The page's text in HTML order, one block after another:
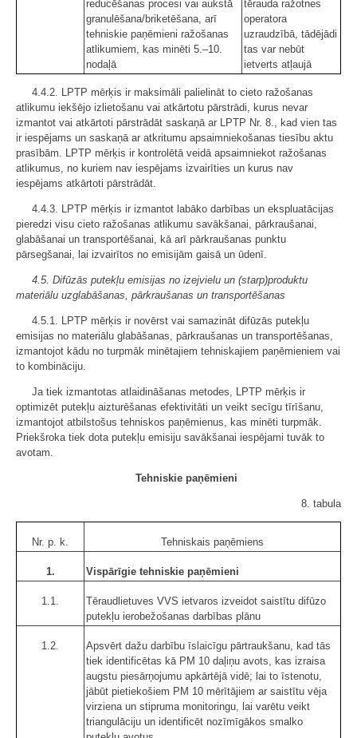
reducēšanas procesi vai aukstā
granulēšana/briketēšana, arī
tehniskie paņēmieni ražošanas
atlikumiem, kas minēti 5.–10.
nodaļā
tērauda ražotnes
operatora
uzraudzībā, tādējādi
tas var nebūt
ietverts atļaujā
4.4.2. LPTP mērķis ir maksimāli palielināt to cieto ražošanas
atlikumu iekšējo izlietošanu vai atkārtotu pārstrādi, kurus nevar
izmantot vai atkārtoti pārstrādāt saskaņā ar LPTP Nr. 8., kad vien tas
ir iespējams un saskaņā ar atkritumu apsaimniekošanas tiesību aktu
prasībām. LPTP mērķis ir kontrolētā veidā apsaimniekot ražošanas
atlikumus, no kuriem nav iespējams izvairīties un kurus nav
iespējams atkārtoti pārstrādāt.
4.4.3. LPTP mērķis ir izmantot labāko darbības un ekspluatācijas
pieredzi visu cieto ražošanas atlikumu savākšanai, pārkraušanai,
glabāšanai un transportēšanai, kā arī pārkraušanas punktu
pārsegšanai, lai izvairītos no emisijām gaisā un ūdenī.
4.5. Difūzās putekļu emisijas no izejvielu un (starp)produktu
materiālu uzglabāšanas, pārkraušanas un transportēšanas
4.5.1. LPTP mērķis ir novērst vai samazināt difūzās putekļu
emisijas no materiālu glabāšanas, pārkraušanas un transportēšanas,
izmantojot kādu no turpmāk minētajiem tehniskajiem paņēmieniem vai
to kombināciju.
Ja tiek izmantotas atlaidināšanas metodes, LPTP mērķis ir
optimizēt putekļu aizturēšanas efektivitāti un veikt secīgu tīrīšanu,
izmantojot atbilstošus tehniskos paņēmienus, kas minēti turpmāk.
Priekšroka tiek dota putekļu emisiju savākšanai iespējami tuvāk to
avotam.
Tehniskie paņēmieni
8. tabula
Nr. p. k. Tehniskais paņēmiens
1. Vispārīgie tehniskie paņēmieni
1.1.
Tēraudlietuves VVS ietvaros izveidot saistītu difūzo
putekļu ierobežošanas darbības plānu
1.2.
Apsvērt dažu darbību īslaicīgu pārtraukšanu, kad tās
tiek identificētas kā PM 10 daļiņu avots, kas izraisa
augstu piesārņojumu apkārtējā vidē; lai to īstenotu,
jābūt pietiekošiem PM 10 mērītājiem ar saistītu vēja
virziena un stipruma monitoringu, lai varētu veikt
triangulāciju un identificēt nozīmīgākos smalko